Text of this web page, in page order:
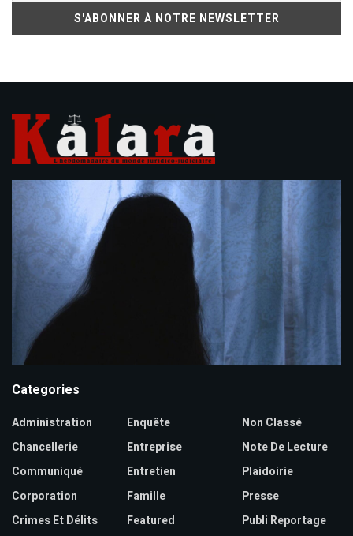
Categories
Administration
Chancellerie
Communiqué
Corporation
Crimes Et Délits
Enquête
Entreprise
Entretien
Famille
Featured
Non Classé
Note De Lecture
Plaidoirie
Presse
Publi Reportage